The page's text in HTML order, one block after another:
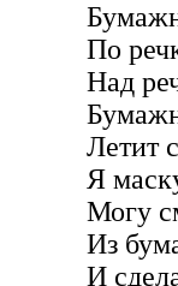
По
Над
Летит
Я
Могу
Из
И